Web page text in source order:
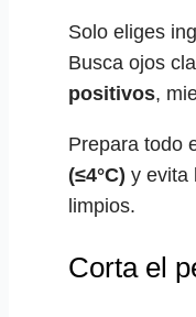
Solo eliges
Busca ojos
positivos,
Prepara todo
(≤4°C) y evita
limpios.
Corta el